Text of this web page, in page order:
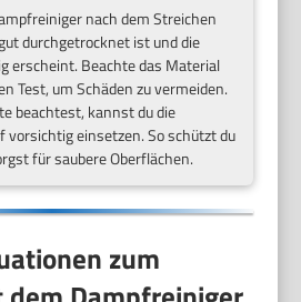
nach dem Streichen
durchgetrocknet ist und die
erscheint. Beachte das Material
Test, um Schäden zu vermeiden.
beachtest, kannst du die
vorsichtig einsetzen. So schützt du
für saubere Oberflächen.
zum